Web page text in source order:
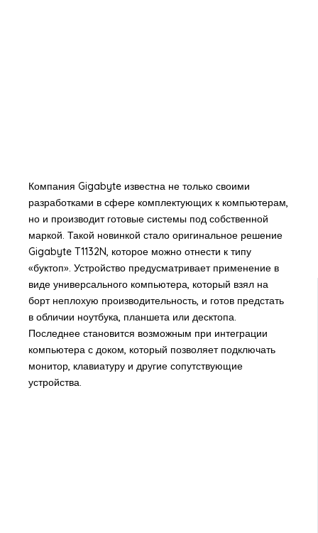
Компания Gigabyte известна не только своими
разработками в сфере комплектующих к компьютерам,
но и производит готовые системы под собственной
маркой. Такой новинкой стало оригинальное решение
Gigabyte T1132N, которое можно отнести к типу
«буктоп». Устройство предусматривает применение в
виде универсального компьютера, который взял на
борт неплохую производительность, и готов предстать
в обличии ноутбука, планшета или десктопа.
Последнее становится возможным при интеграции
компьютера с доком, который позволяет подключать
монитор, клавиатуру и другие сопутствующие
устройства.